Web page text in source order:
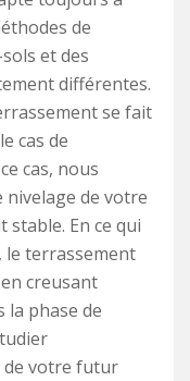
de
et des
différentes.
se fait
cas de
cas, nous
de votre
En ce qui
le terrassement
creusant
la phase de
de votre futur